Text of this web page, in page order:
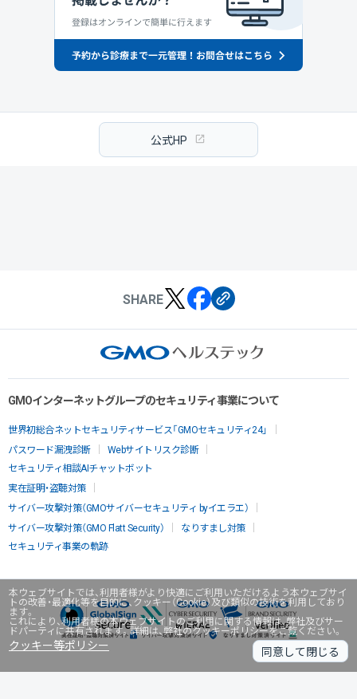
本ウェブサイトでは、利用者様がより快適にご利用いただけるよう本ウェブサイ
トの改善・最適化等を目的に、クッキー（Cookie）及び類似の技術を利用しており
ます。
これにより、利用者様の本ウェブサイトのご利用に関する情報は、弊社及びサー
ドパーティに共有されます。詳細は、弊社のクッキーポリシーをご覧ください。
クッキー等ポリシー 同意して閉じる
公式HP
SHARE
GMOインターネットグループのセキュリティ事業について
世界初総合ネットセキュリティサービス「GMOセキュリティ24」
パスワード漏洩診断
Webサイトリスク診断
セキュリティ相談AIチャットボット
実在証明・盗聴対策
サイバー攻撃対策（GMOサイバーセキュリティ byイエラエ）
サイバー攻撃対策（GMO Flatt Security）
なりすまし対策
セキュリティ事業の軌跡